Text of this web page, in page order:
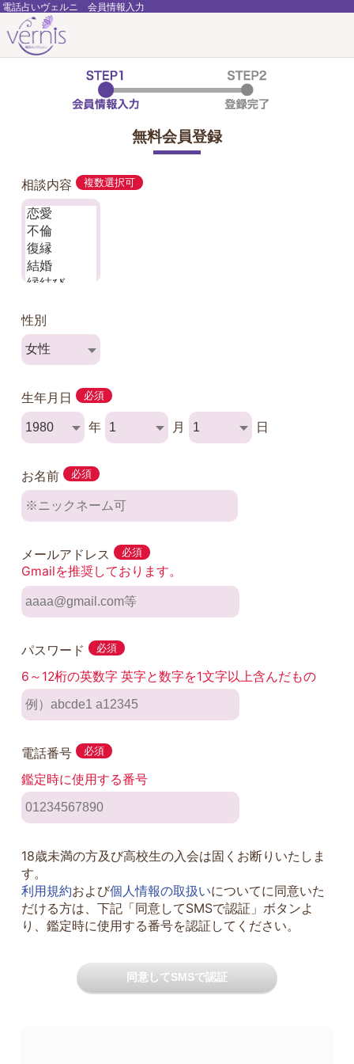
電話占いヴェルニ 会員情報入力
無料会員登録
相談内容 複数選択可
性別
生年月日 必須
年 月 日
お名前 必須
メールアドレス 必須
Gmailを推奨しております。
パスワード 必須
6～12桁の英数字 英字と数字を1文字以上含んだもの
電話番号 必須
鑑定時に使用する番号
18歳未満の方及び高校生の入会は固くお断りいたしま
す。
利用規約および個人情報の取扱いについてに同意いた
だける方は、下記「同意してSMSで認証」ボタンよ
り、鑑定時に使用する番号を認証してください。
同意してSMSで認証